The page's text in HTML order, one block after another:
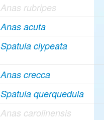
Anas rubripes
Anas acuta
Spatula clypeata
Anas crecca
Spatula querquedula
Anas carolinensis